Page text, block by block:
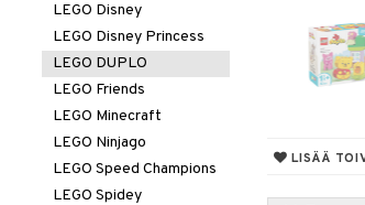
LISÄÄ
LEGO Disney
LEGO Disney Princess
LEGO DUPLO
LEGO Friends
LEGO Minecraft
LEGO Ninjago
LEGO Speed Champions
LEGO Spidey